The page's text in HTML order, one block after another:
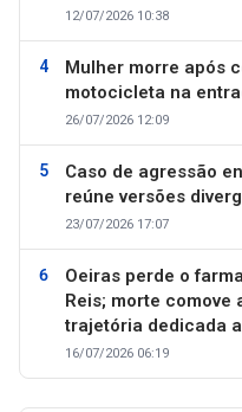
12/07/2026 10:38
Mulher morre após
motocicleta na
26/07/2026 12:09
Caso de agressão
reúne versões
23/07/2026 17:07
Oeiras perde o
Reis; morte comove
trajetória dedicada
16/07/2026 06:19